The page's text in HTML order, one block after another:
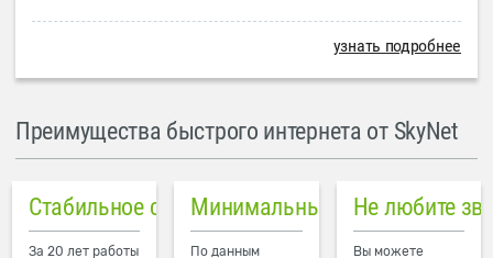
узнать подробнее
Преимущества быстрого интернета от SkyNet
Стабильное соединение
За 20 лет работы
Минимальный пинг в городе
По данным
Не любите
Вы можете